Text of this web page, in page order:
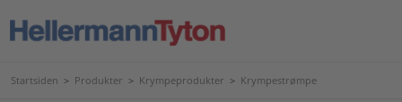
Startsiden > Produkter > Krympeprodukter > Krympestrømpe